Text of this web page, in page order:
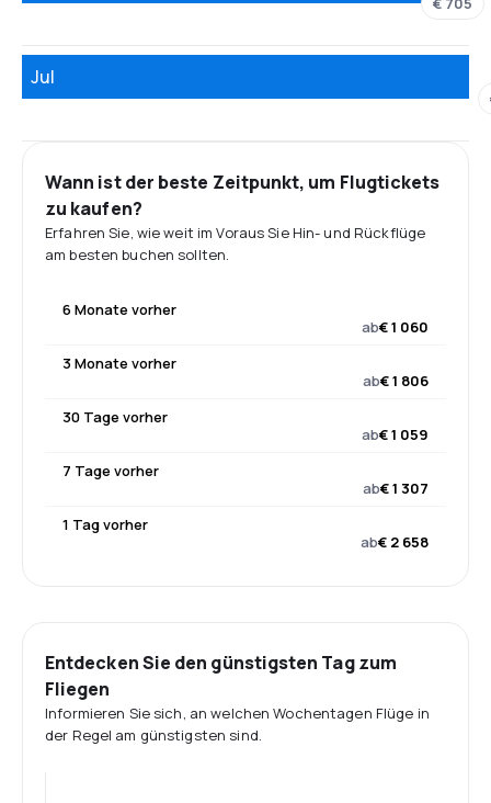
Jul
Wann ist der beste Zeitpunkt, um Flugtickets
zu kaufen?
Erfahren Sie, wie weit im Voraus Sie Hin- und Rückflüge
am besten buchen sollten.
6 Monate vorher
ab€ 1 060
3 Monate vorher
ab€ 1 806
30 Tage vorher
ab€ 1 059
7 Tage vorher
ab€ 1 307
1 Tag vorher
ab€ 2 658
Entdecken Sie den günstigsten Tag zum
Fliegen
Informieren Sie sich, an welchen Wochentagen Flüge in
der Regel am günstigsten sind.